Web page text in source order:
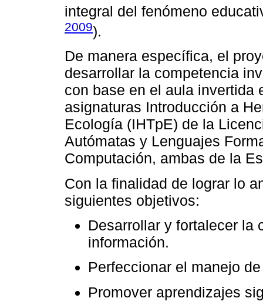
integral del fenómeno
2009).
De manera específica, el
desarrollar la competencia
con base en el aula invertida
asignaturas Introducción a
Ecología (IHTpE) de la
Autómatas y Lenguajes
Computación, ambas de la
Con la finalidad de lograr lo
siguientes objetivos:
Desarrollar y fortalecer la
información.
Perfeccionar el manejo
Promover aprendizajes